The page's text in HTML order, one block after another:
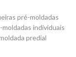
pré-moldadas
individuais
predial